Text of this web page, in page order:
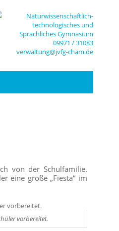
Naturwissenschaftlich-
technologisches und
Sprachliches Gymnasium
09971 / 31083
verwaltung@jvfg-cham.de
von der Schulfamilie.
eine große „Fiesta“ im
vorbereitet.